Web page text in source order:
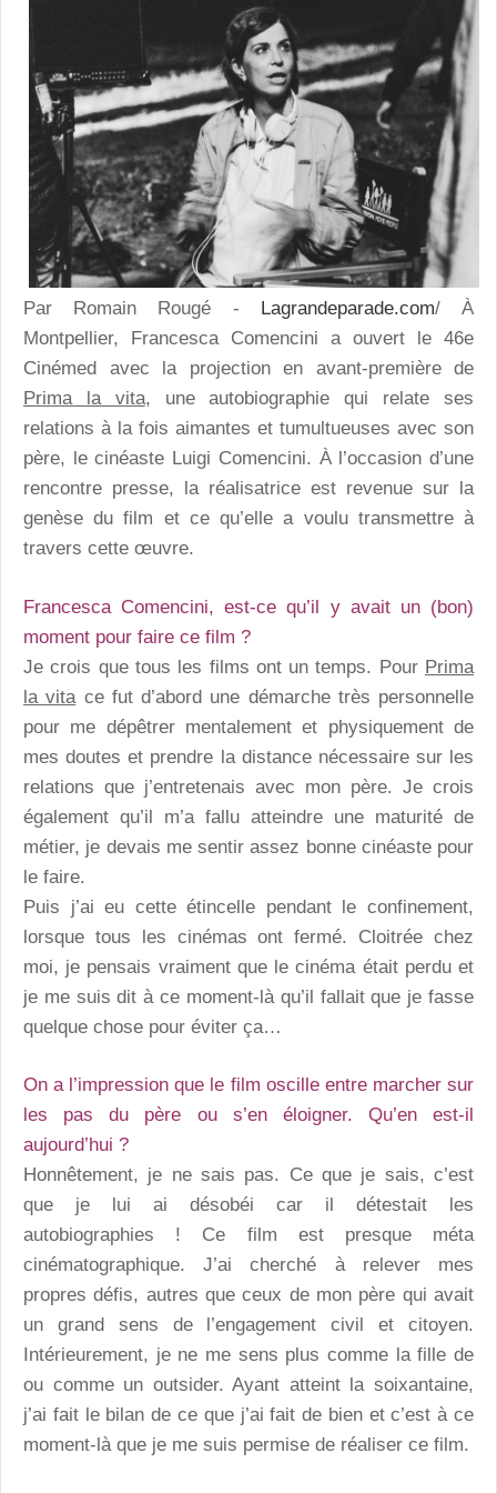
Par Romain Rougé - Lagrandeparade.com/ À
Montpellier, Francesca Comencini a ouvert le 46e
Cinémed avec la projection en avant-première de
Prima la vita, une autobiographie qui relate ses
relations à la fois aimantes et tumultueuses avec son
père, le cinéaste Luigi Comencini. À l’occasion d’une
rencontre presse, la réalisatrice est revenue sur la
genèse du film et ce qu’elle a voulu transmettre à
travers cette œuvre.
Francesca Comencini, est-ce qu’il y avait un (bon)
moment pour faire ce film ?
Je crois que tous les films ont un temps. Pour Prima
la vita ce fut d’abord une démarche très personnelle
pour me dépêtrer mentalement et physiquement de
mes doutes et prendre la distance nécessaire sur les
relations que j’entretenais avec mon père. Je crois
également qu’il m’a fallu atteindre une maturité de
métier, je devais me sentir assez bonne cinéaste pour
le faire.
Puis j’ai eu cette étincelle pendant le confinement,
lorsque tous les cinémas ont fermé. Cloitrée chez
moi, je pensais vraiment que le cinéma était perdu et
je me suis dit à ce moment-là qu’il fallait que je fasse
quelque chose pour éviter ça…
On a l’impression que le film oscille entre marcher sur
les pas du père ou s’en éloigner. Qu’en est-il
aujourd’hui ?
Honnêtement, je ne sais pas. Ce que je sais, c’est
que je lui ai désobéi car il détestait les
autobiographies ! Ce film est presque méta
cinématographique. J’ai cherché à relever mes
propres défis, autres que ceux de mon père qui avait
un grand sens de l’engagement civil et citoyen.
Intérieurement, je ne me sens plus comme la fille de
ou comme un outsider. Ayant atteint la soixantaine,
j’ai fait le bilan de ce que j’ai fait de bien et c’est à ce
moment-là que je me suis permise de réaliser ce film.